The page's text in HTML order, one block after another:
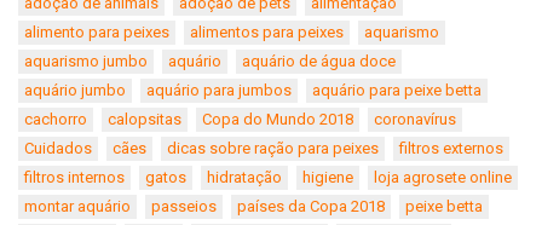
alimento para peixes
alimentos para peixes
aquarismo
aquarismo jumbo
aquário
aquário de água doce
aquário jumbo
aquário para jumbos
aquário para peixe betta
cachorro
calopsitas Copa do Mundo 2018
coronavírus
Cuidados
cães dicas sobre ração para peixes
filtros externos
filtros internos
gatos hidratação higiene
loja agrosete online
montar aquário
passeios países da Copa 2018
peixe betta